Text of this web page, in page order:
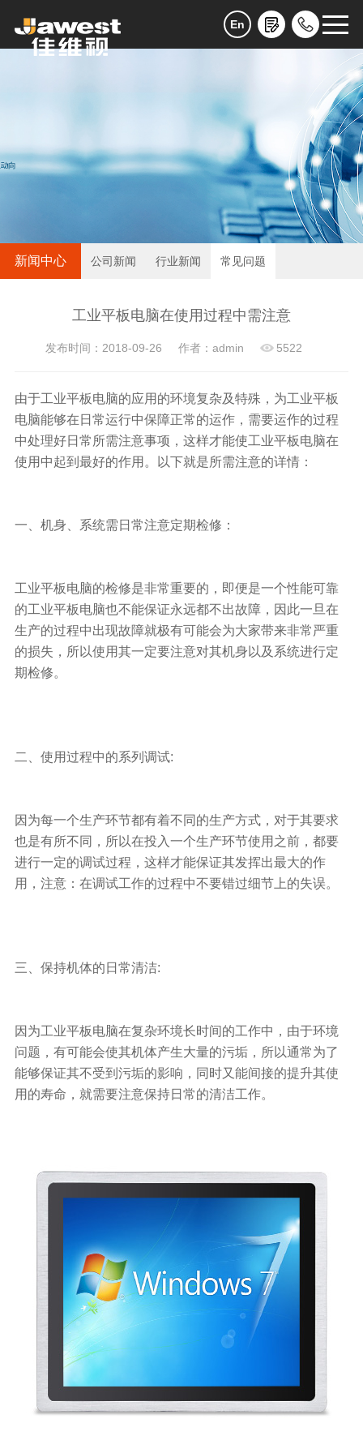
En
新闻中心 公司新闻 行业新闻 常见问题
工业平板电脑在使用过程中需注意
发布时间：2018-09-26 作者：admin 5522
由于工业平板电脑的应用的环境复杂及特殊，为工业平板
电脑能够在日常运行中保障正常的运作，需要运作的过程
中处理好日常所需注意事项，这样才能使工业平板电脑在
使用中起到最好的作用。以下就是所需注意的详情：
一、机身、系统需日常注意定期检修：
工业平板电脑的检修是非常重要的，即便是一个性能可靠
的工业平板电脑也不能保证永远都不出故障，因此一旦在
生产的过程中出现故障就极有可能会为大家带来非常严重
的损失，所以使用其一定要注意对其机身以及系统进行定
期检修。
二、 使用过程中的系列调试:
因为每一个生产环节都有着不同的生产方式，对于其要求
也是有所不同，所以在投入一个生产环节使用之前，都要
进行一定的调试过程，这样才能保证其发挥出最大的作
用，注意：在调试工作的过程中不要错过细节上的失误。
三、 保持机体的日常清洁:
因为工业平板电脑在复杂环境长时间的工作中，由于环境
问题，有可能会使其机体产生大量的污垢，所以通常为了
能够保证其不受到污垢的影响，同时又能间接的提升其使
用的寿命，就需要注意保持日常的清洁工作。